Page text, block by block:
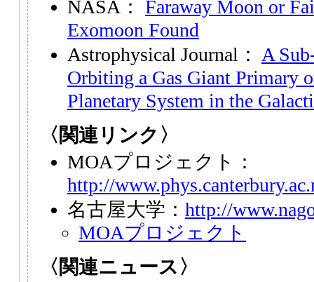
NASA： Faraway Moon or
Exomoon Found
Astrophysical Journal： A
Orbiting a Gas Giant Primary
Planetary System in the
〈関連リンク〉
MOAプロジェクト：
http://
名古屋大学： http://
MOAプロジェクト
〈関連ニュース〉